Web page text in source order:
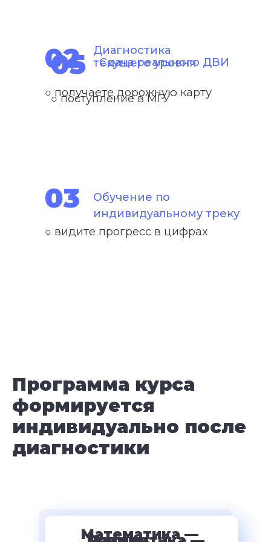
02
03
○ получаете дорожную карту
○ поступление в МГУ
○ видите прогресс в цифрах
Диагностика
текущего уровня
05 Сдача реального ДВИ
Обучение по
индивидуальному треку
Программа курса
формируется
индивидуально после
диагностики
Математика —